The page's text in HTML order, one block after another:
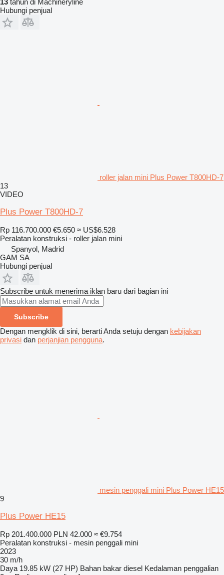
13 tahun di Machineryline
Hubungi penjual
roller jalan mini Plus Power T800HD-7
13
VIDEO
Plus Power T800HD-7
Rp 116.700.000 €5.650 ≈ US$6.528
Peralatan konstruksi - roller jalan mini
Spanyol, Madrid
GAM SA
Hubungi penjual
Subscribe untuk menerima iklan baru dari bagian ini
Subscribe
Dengan mengklik di sini, berarti Anda setuju dengan kebijakan
privasi dan perjanjian pengguna.
mesin penggali mini Plus Power HE15
9
Plus Power HE15
Rp 201.400.000 PLN 42.000 ≈ €9.754
Peralatan konstruksi - mesin penggali mini
2023
30 m/h
Daya 19.85 kW (27 HP) Bahan bakar diesel Kedalaman penggalian